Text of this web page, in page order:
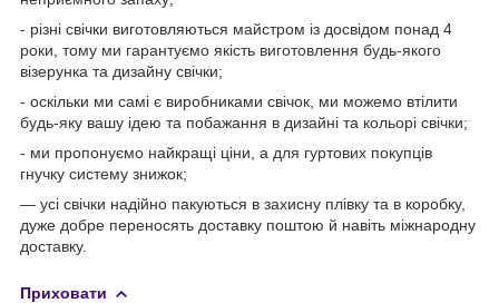
- різні свічки виготовляються майстром із досвідом понад 4
роки, тому ми гарантуємо якість виготовлення будь-якого
візерунка та дизайну свічки;
- оскільки ми самі є виробниками свічок, ми можемо втілити
будь-яку вашу ідею та побажання в дизайні та кольорі свічки;
- ми пропонуємо найкращі ціни, а для гуртових покупців
гнучку систему знижок;
— усі свічки надійно пакуються в захисну плівку та в коробку,
дуже добре переносять доставку поштою й навіть міжнародну
доставку.
Приховати